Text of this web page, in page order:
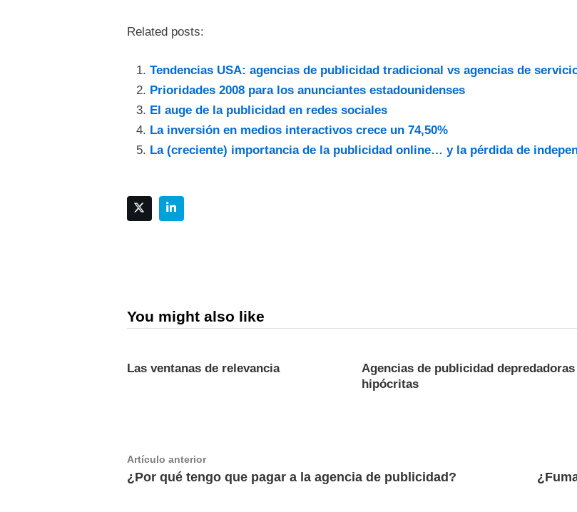
Related posts:
Tendencias USA: agencias de publicidad tradicional vs agencias de
Prioridades 2008 para los anunciantes estadounidenses
El auge de la publicidad en redes sociales
La inversión en medios interactivos crece un 74,50%
La (creciente) importancia de la publicidad online… y la pérdida de
You might also like
Las ventanas de relevancia
Agencias de publicidad depredadoras
hipócritas
Navegación
de
Artículo anteriorArtículo
anterior:
¿Por qué tengo que pagar a la agencia de publicidad?